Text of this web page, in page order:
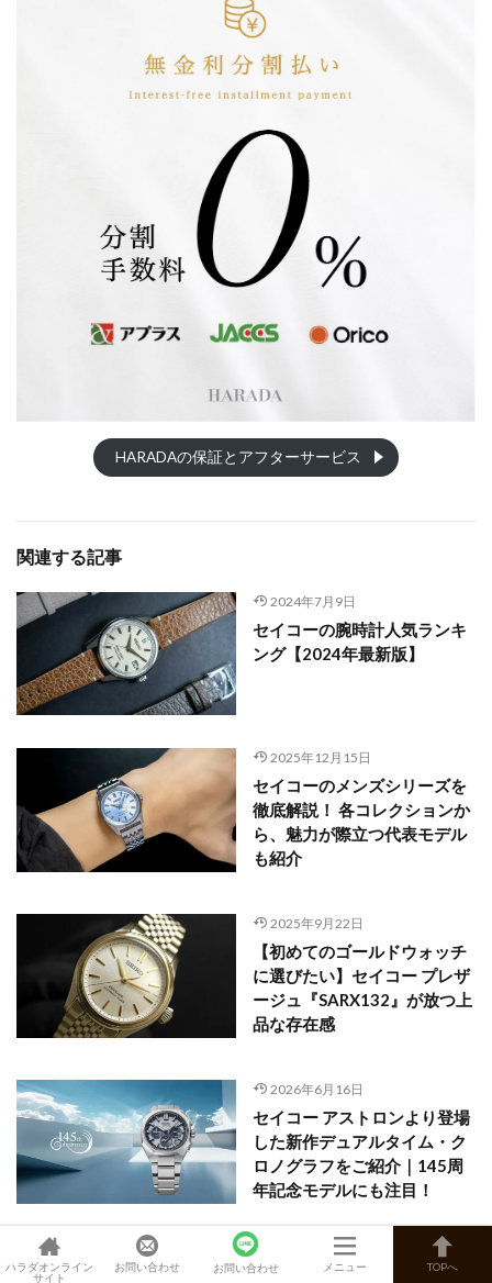
HARADAの保証とアフターサービス
関連する記事
2024年7月9日
セイコーの腕時計人気ランキ
ング【2024年最新版】
2025年12月15日
セイコーのメンズシリーズを
徹底解説！ 各コレクションか
ら、魅力が際立つ代表モデル
も紹介
2025年9月22日
【初めてのゴールドウォッチ
に選びたい】セイコー プレザ
ージュ『SARX132』が放つ上
品な存在感
2026年6月16日
セイコー アストロンより登場
した新作デュアルタイム・ク
ロノグラフをご紹介｜145周
年記念モデルにも注目！
2026年7月26日
ハラダオンライン
サイト
お問い合わせ お問い合わせ メニュー TOPへ